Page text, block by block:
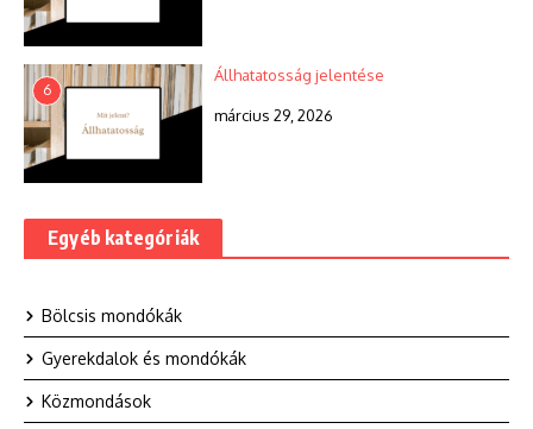
6
Állhatatosság jelentése
március 29, 2026
Egyéb kategóriák
Bölcsis mondókák
Gyerekdalok és mondókák
Közmondások